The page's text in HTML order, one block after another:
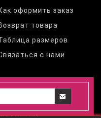
оформить заказ
товара
размеров
с нами
сполитикой